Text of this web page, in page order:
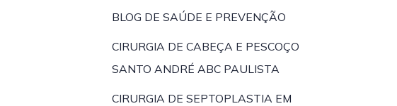
BLOG DE SAÚDE E PREVENÇÃO
CIRURGIA DE CABEÇA E PESCOÇO
SANTO ANDRÉ ABC PAULISTA
CIRURGIA DE SEPTOPLASTIA EM